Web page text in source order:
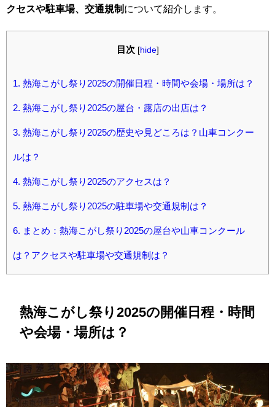
クセスや駐車場、交通規制 について紹介します。
目次 [hide]
1. 熱海こがし祭り2025の開催日程・時間や会場・場所は？
2. 熱海こがし祭り2025の屋台・露店の出店は？
3. 熱海こがし祭り2025の歴史や見どころは？山車コンクー
ルは？
4. 熱海こがし祭り2025のアクセスは？
5. 熱海こがし祭り2025の駐車場や交通規制は？
6. まとめ：熱海こがし祭り2025の屋台や山車コンクール
は？アクセスや駐車場や交通規制は？
熱海こがし祭り2025の開催日程・時間
や会場・場所は？